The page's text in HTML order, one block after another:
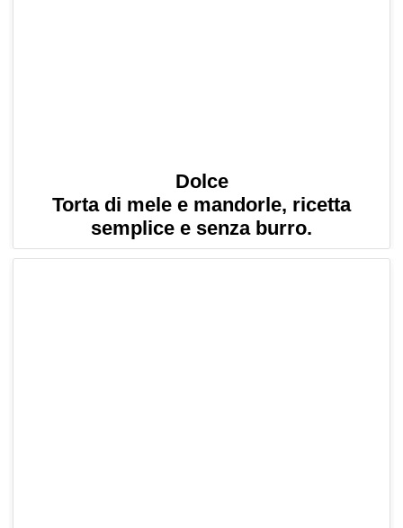
Dolce
Torta di mele e mandorle, ricetta
semplice e senza burro.